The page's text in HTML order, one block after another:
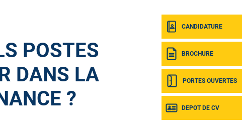
CANDIDATURE
BROCHURE
PORTES OUVERTES
DEPOT DE CV
POSTES
DANS LA
?